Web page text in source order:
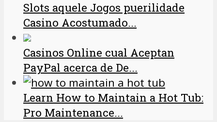
Slots aquele Jogos puerilidade
Casino Acostumado...
Casinos Online cual Aceptan
PayPal acerca de De...
Learn How to Maintain a Hot Tub:
Pro Maintenance...